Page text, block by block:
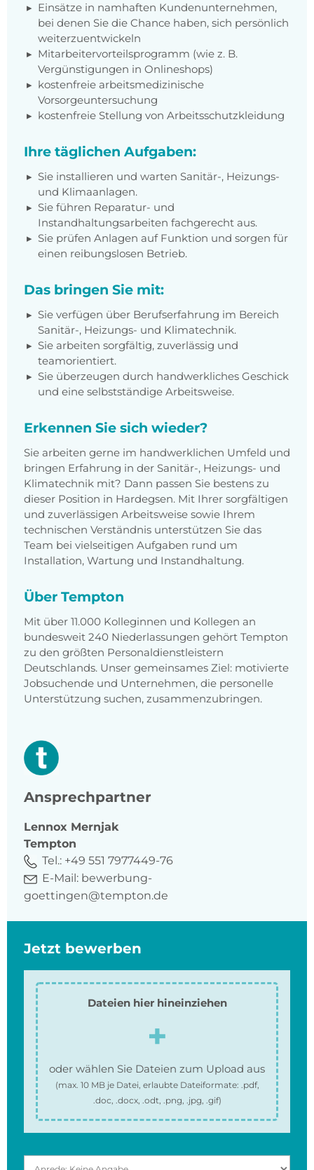
Einsätze in namhaften Kundenunternehmen,
bei denen Sie die Chance haben, sich persönlich
weiterzuentwickeln
Mitarbeitervorteilsprogramm (wie z. B.
Vergünstigungen in Onlineshops)
kostenfreie arbeitsmedizinische
Vorsorgeuntersuchung
kostenfreie Stellung von Arbeitsschutzkleidung
Ihre täglichen Aufgaben:
Sie installieren und warten Sanitär-, Heizungs-
und Klimaanlagen.
Sie führen Reparatur- und
Instandhaltungsarbeiten fachgerecht aus.
Sie prüfen Anlagen auf Funktion und sorgen für
einen reibungslosen Betrieb.
Das bringen Sie mit:
Sie verfügen über Berufserfahrung im Bereich
Sanitär-, Heizungs- und Klimatechnik.
Sie arbeiten sorgfältig, zuverlässig und
teamorientiert.
Sie überzeugen durch handwerkliches Geschick
und eine selbstständige Arbeitsweise.
Erkennen Sie sich wieder?
Sie arbeiten gerne im handwerklichen Umfeld und
bringen Erfahrung in der Sanitär-, Heizungs- und
Klimatechnik mit? Dann passen Sie bestens zu
dieser Position in Hardegsen. Mit Ihrer sorgfältigen
und zuverlässigen Arbeitsweise sowie Ihrem
technischen Verständnis unterstützen Sie das
Team bei vielseitigen Aufgaben rund um
Installation, Wartung und Instandhaltung.
Über Tempton
Mit über 11.000 Kolleginnen und Kollegen an
bundesweit 240 Niederlassungen gehört Tempton
zu den größten Personaldienstleistern
Deutschlands. Unser gemeinsames Ziel: motivierte
Jobsuchende und Unternehmen, die personelle
Unterstützung suchen, zusammenzubringen.
Ansprechpartner
Lennox Mernjak
Tempton
Tel.: +49 551 7977449-76
E-Mail: bewerbung-
goettingen@tempton.de
Jetzt bewerben
Dateien hier hineinziehen
oder wählen Sie Dateien zum Upload aus
(max. 10 MBje Datei, erlaubte Dateiformate: .pdf,
.doc, .docx, .odt, .png, .jpg, .gif)